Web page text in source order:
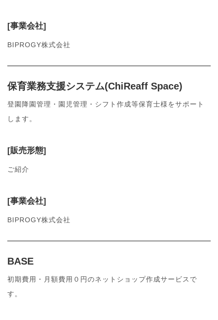
[事業会社]
BIPROGY株式会社
保育業務支援システム(ChiReaff Space)
登園降園管理・園児管理・シフト作成等保育士様をサポート
します。
[販売形態]
ご紹介
[事業会社]
BIPROGY株式会社
BASE
初期費用・月額費用０円のネットショップ作成サービスで
す。